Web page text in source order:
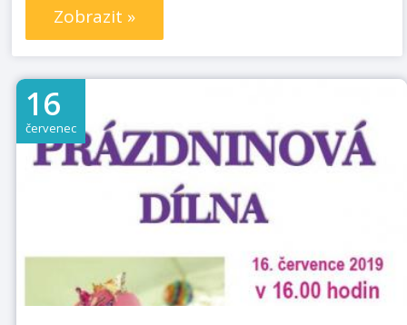
Zobrazit »
16
červenec